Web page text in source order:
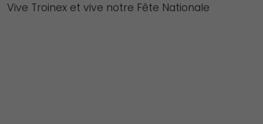
Vive Troinex et vive notre Fête Nationale